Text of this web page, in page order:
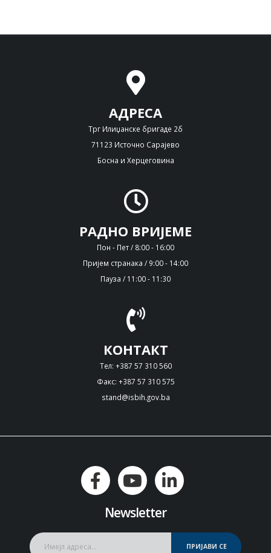
АДРЕСА
Трг Илиџанске бригаде 2б
71123 Источно Сарајево
Босна и Херцеговина
РАДНО ВРИЈЕМЕ
Пон - Пет / 8:00 - 16:00
Пријем странака / 9:00 - 14:00
Пауза / 11:00 - 11:30
КОНТАКТ
Тел: +387 57 310 560
Факс: +387 57 310 575
stand@isbih.gov.ba
Newsletter
ПРИЈАВИ СЕ